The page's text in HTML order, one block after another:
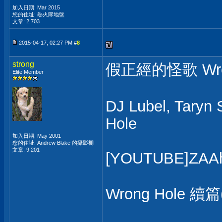
加入日期: Mar 2015
您的住址: 熱火隊地盤
文章: 2,703
2015-04-17, 02:27 PM #8
strong
Elite Member
加入日期: May 2001
您的住址: Andrew Blake 的攝影棚
文章: 9,201
假正經的怪歌
DJ Lubel, Taryn
Hole
Wrong Hole 續